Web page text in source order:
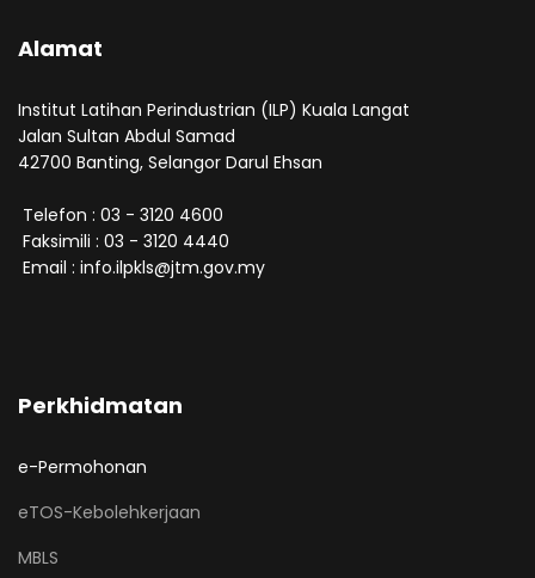
Alamat
Institut Latihan Perindustrian (ILP) Kuala Langat
Jalan Sultan Abdul Samad
42700 Banting, Selangor Darul Ehsan
Telefon : 03 - 3120 4600
Faksimili : 03 - 3120 4440
Email : info.ilpkls@jtm.gov.my
Perkhidmatan
e-Permohonan
eTOS-Kebolehkerjaan
MBLS